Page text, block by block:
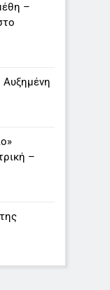
–
Αυξημένη
–